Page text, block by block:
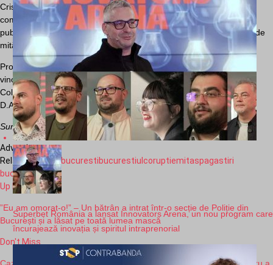
Cristian, fost consilier al directorului general al A.S.S.M.B., pentru
complicitate la permiterea accesului la informații nedestinate
publicității, și o altă persoană (B.K.E.), pentru complicitate la luare de
mită.
Procurorii anticorupție au încheiat acorduri de recunoaștere a
vinovăției cu George Cristescu, fost manager al Spitalului Clinic
Colentina din București, acuzat de dare de mită și delapidare și cu
D.A.P., administrator al unei firme, acuzat și el tot de dare de mită.
Sursa:Hotnews.ro
Advertisement
Related Topics:bucurestibucurestiul coruptiemitaspagastiri
bucuresti
Up Next
”Eu am omorat-o!” – Un bătrân a intrat într-o secție de Poliție din
București și a lăsat pe toată lumea mască
Don't Miss
Superbet România a lansat Innovators Arena, un nou program care
încurajează inovația și spiritul intraprenorial